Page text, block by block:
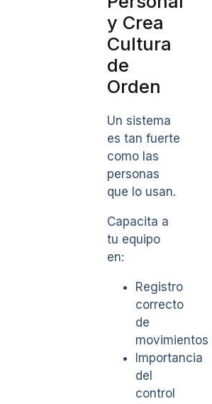
y Crea
Cultura
de
Orden
Un sistema
es tan fuerte
como las
personas
que lo usan.
Capacita a
tu equipo
en:
Registro
correcto
de
movimientos
Importancia
del
control